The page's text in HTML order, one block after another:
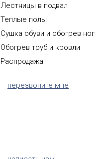
Лестницы в подвал
Теплые полы
Сушка обуви и обогрев ног
Обогрев труб и кровли
Распродажа
перезвоните мне